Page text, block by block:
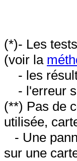
(*)- Les
(voir la
- les
- l'erreur
(**) Pas de
utilisée,
- Une
sur une